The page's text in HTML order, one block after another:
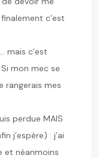
c’est
mais c’est
mon mec se
rangerais mes
perdue MAIS
j’espère) : j’ai
et néanmoins